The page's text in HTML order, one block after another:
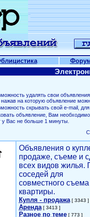
удалять свои
нажав на которую объявление
скрывать свой е-mail,
объявление, Вам
у Вас не больше 1 минуты.
Объявления о
продаже, съеме и
всех видов жилья.
соседей для
совместного съема
квартиры.
Купля - продажа[ 3343 ]
Аренда[ 3413 ]
Разное по теме[ 773 ]